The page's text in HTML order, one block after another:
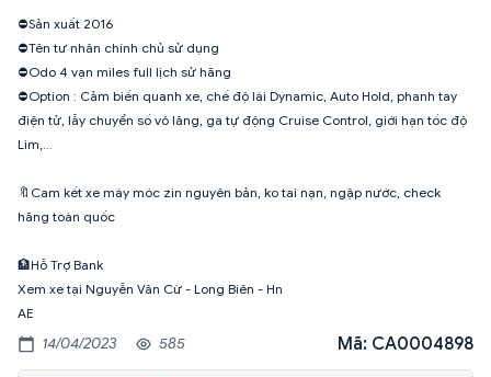
⛔️Sản xuất 2016
⛔️Tên tư nhân chính chủ sử dụng
⛔️Odo 4 vạn miles full lịch sử hãng
⛔️Option : Cảm biến quanh xe, chế độ lái Dynamic, Auto Hold, phanh tay
điện tử, lẫy chuyển số vô lăng, ga tự động Cruise Control, giới hạn tốc độ
Lim,...
🔖Cam kết xe máy móc zin nguyên bản, ko tai nạn, ngập nước, check
hãng toàn quốc
🏦Hỗ Trợ Bank
Xem xe tại Nguyễn Văn Cừ - Long Biên - Hn
AE
14/04/2023 585 Mã: CA0004898